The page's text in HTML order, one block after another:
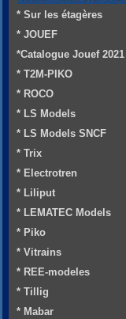
* Sur les étagères
* JOUEF
*Catalogue Jouef 2021
* T2M-PIKO
* ROCO
* LS Models
* LS Models SNCF
* Trix
* Electrotren
* Liliput
* LEMATEC Models
* Piko
* Vitrains
* REE-modeles
* Tillig
* Mabar